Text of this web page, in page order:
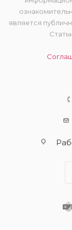
является